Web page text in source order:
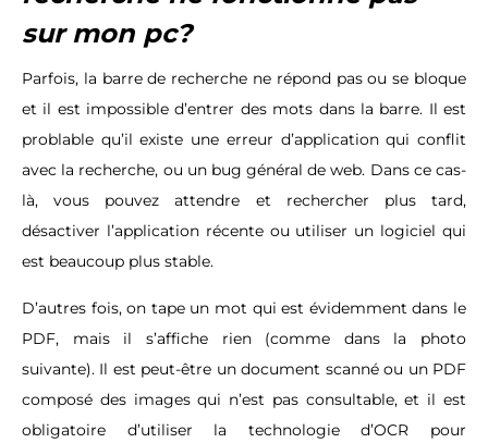
sur mon pc?
Parfois, la barre de recherche ne répond pas ou se bloque
et il est impossible d’entrer des mots dans la barre. Il est
problable qu’il existe une erreur d’application qui conflit
avec la recherche, ou un bug général de web. Dans ce cas-
là, vous pouvez attendre et rechercher plus tard,
désactiver l’application récente ou utiliser un logiciel qui
est beaucoup plus stable.
D’autres fois, on tape un mot qui est évidemment dans le
PDF, mais il s’affiche rien (comme dans la photo
suivante). Il est peut-être un document scanné ou un PDF
composé des images qui n’est pas consultable, et il est
obligatoire d’utiliser la technologie d’OCR pour